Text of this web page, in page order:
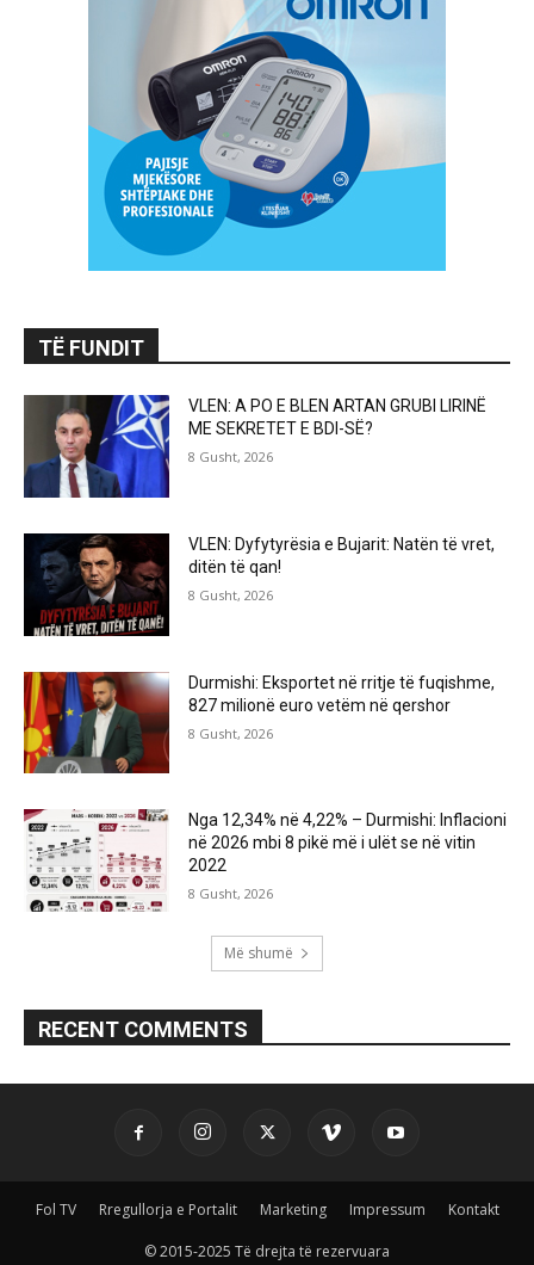
TË FUNDIT
VLEN: A PO E BLEN ARTAN GRUBI LIRINË
ME SEKRETET E BDI-SË?
8 Gusht, 2026
VLEN: Dyfytyrësia e Bujarit: Natën të vret,
ditën të qan!
8 Gusht, 2026
Durmishi: Eksportet në rritje të fuqishme,
827 milionë euro vetëm në qershor
8 Gusht, 2026
Nga 12,34% në 4,22% – Durmishi: Inflacioni
në 2026 mbi 8 pikë më i ulët se në vitin
2022
8 Gusht, 2026
Më shumë
RECENT COMMENTS
Fol TV Rregullorja e Portalit Marketing Impressum Kontakt
© 2015-2025 Të drejta të rezervuara